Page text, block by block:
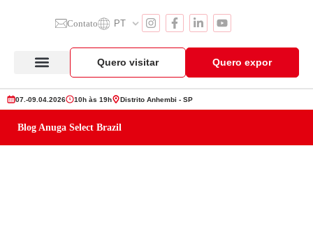
Contato PT
Quero visitar Quero expor
07.-09.04.2026 10h às 19h Distrito Anhembi - SP
Blog Anuga Select Brazil